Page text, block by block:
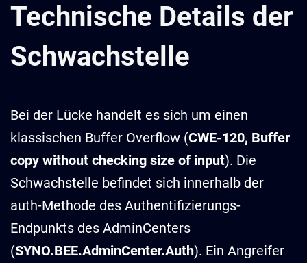
Technische Details der
Schwachstelle
Bei der Lücke handelt es sich um einen
klassischen Buffer Overflow (CWE-120, Buffer
copy without checking size of input). Die
Schwachstelle befindet sich innerhalb der
auth-Methode des Authentifizierungs-
Endpunkts des AdminCenters
(SYNO.BEE.AdminCenter.Auth). Ein Angreifer